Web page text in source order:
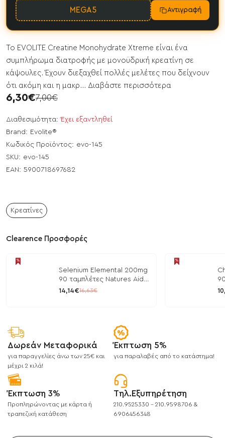
Διαθεσιμότητα: Έχει εξαντληθεί
Brand: Evolite®
Κωδικός Προϊόντος: evo-145
SKU: evo-145
EAN: 5900718697682
6,30€7,00€
MEGA5 Αντιγραφή
Το EVOLITE Creatine Monohydrate Xtreme είναι ένα
συμπλήρωμα διατροφής με μονοϋδρική κρεατίνη σε
κάψουλες. Έχουν διεξαχθεί πολλές μελέτες που δείχνουν
ότι ακόμη και η μακρ... Διαβάστε περισσότερα
Κρεατίνες
Clearence Προσφορές
Selenium Elemental 200mg
90 ταμπλέτες Natures Aid
/ Μέταλλα
14,14€16,63€
/
Δωρεάν Μεταφορικά
για παραγγελίες άνω των 25€ και
μέχρι 2 κιλά!
Έκπτωση 5%
για παραλαβές από το κατάστημα!
Έκπτωση 3%
Προπληρώνοντας με κάρτα ή
τραπεζική κατάθεση
Τηλ.Εξυπηρέτηση
210.9525330 - 210.9598706 &
6906456348